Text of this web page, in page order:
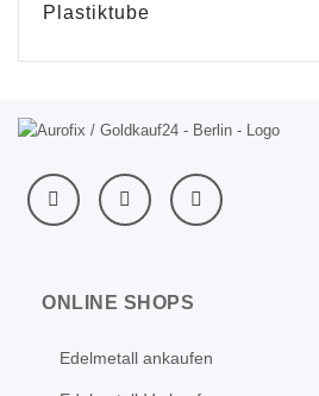
Plastiktube
ONLINE SHOPS
Edelmetall ankaufen